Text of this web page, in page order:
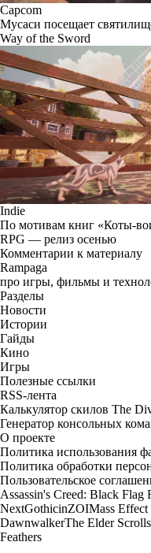
Capcom
Мусаси посещает
Way of the Sword
Indie
По мотивам книг «Коты-
RPG — релиз осенью
Комментарии к материалу
Rampaga
про игры, фильмы и
Разделы
Новости
Истории
Гайды
Кино
Игры
Полезные ссылки
RSS-лента
Калькулятор скилов The
Генератор консольных
О проекте
Политика использования
Политика обработки
Пользовательское
Assassin's Creed: Black Flag
NextGothicinZOIMass
DawnwalkerThe Elder
Feathers